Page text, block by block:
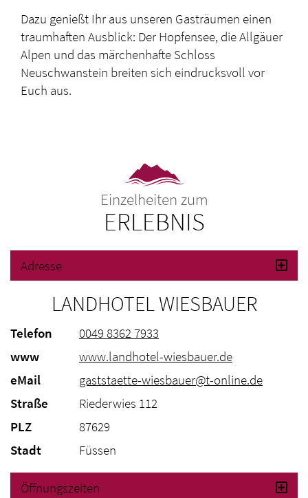
Dazu genießt Ihr aus unseren Gasträumen einen
traumhaften Ausblick: Der Hopfensee, die Allgäuer
Alpen und das märchenhafte Schloss
Neuschwanstein breiten sich eindrucksvoll vor
Euch aus.
Einzelheiten zum
ERLEBNIS
Adresse
LANDHOTEL WIESBAUER
Telefon
0049 8362 7933
www
www.landhotel-wiesbauer.de
eMail
gaststaette-wiesbauer@t-online.de
Straße
Riederwies 112
PLZ
87629
Stadt
Füssen
Öffnungszeiten